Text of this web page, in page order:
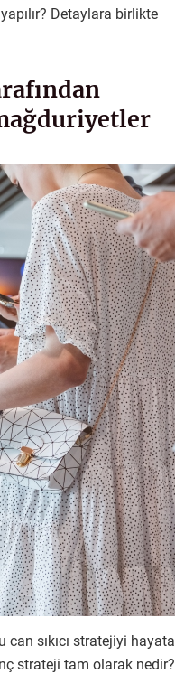
Detaylara birlikte
sıkıcı stratejiyi hayata
strateji tam olarak nedir?